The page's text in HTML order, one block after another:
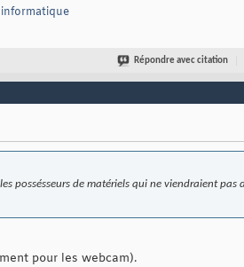
Répondre avec citation
possésseurs de matériels qui ne viendraient pas
pour les webcam).